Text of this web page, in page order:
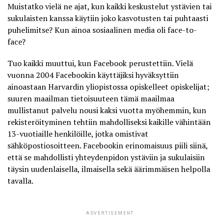
Muistatko vielä ne ajat, kun kaikki keskustelut ystävien tai
sukulaisten kanssa käytiin joko kasvotusten tai puhtaasti
puhelimitse? Kun ainoa sosiaalinen media oli face-to-
face?
Tuo kaikki muuttui, kun Facebook perustettiin. Vielä
vuonna 2004 Facebookin käyttäjiksi hyväksyttiin
ainoastaan Harvardin yliopistossa opiskelleet opiskelijat;
suuren maailman tietoisuuteen tämä maailmaa
mullistanut palvelu nousi kaksi vuotta myöhemmin, kun
rekisteröityminen tehtiin mahdolliseksi kaikille vähintään
13-vuotiaille henkilöille, jotka omistivat
sähköpostiosoitteen. Facebookin erinomaisuus piili siinä,
että se mahdollisti yhteydenpidon ystäviin ja sukulaisiin
täysin uudenlaisella, ilmaisella sekä äärimmäisen helpolla
tavalla.
ADVERTISEMENT